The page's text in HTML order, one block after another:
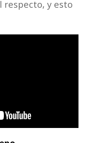
respecto, y esto